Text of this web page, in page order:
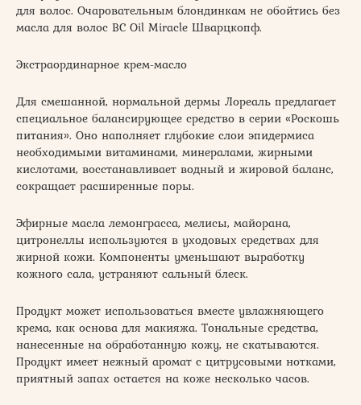
для волос. Очаровательным блондинкам не обойтись без
масла для волос BC Oil Miracle Шварцкопф.
Экстраординарное крем-масло
Для смешанной, нормальной дермы Лореаль предлагает
специальное балансирующее средство в серии «Роскошь
питания». Оно наполняет глубокие слои эпидермиса
необходимыми витаминами, минералами, жирными
кислотами, восстанавливает водный и жировой баланс,
сокращает расширенные поры.
Эфирные масла лемонграсса, мелисы, майорана,
цитронеллы используются в уходовых средствах для
жирной кожи. Компоненты уменьшают выработку
кожного сала, устраняют сальный блеск.
Продукт может использоваться вместе увлажняющего
крема, как основа для макияжа. Тональные средства,
нанесенные на обработанную кожу, не скатываются.
Продукт имеет нежный аромат с цитрусовыми нотками,
приятный запах остается на коже несколько часов.